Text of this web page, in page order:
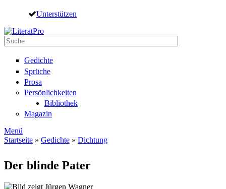
Direkt zum Inhalt
Unterstützen
Suche
Gedichte
Sprüche
Prosa
Persönlichkeiten
Bibliothek
Magazin
Menü
Startseite » Gedichte » Dichtung
Der blinde Pater